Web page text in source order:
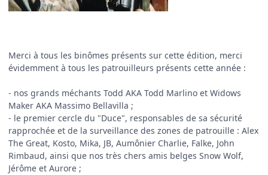
Merci à tous les binômes présents sur cette édition, merci
évidemment à tous les patrouilleurs présents cette année :
- nos grands méchants Todd AKA Todd Marlino et Widows
Maker AKA Massimo Bellavilla ;
- le premier cercle du "Duce", responsables de sa sécurité
rapprochée et de la surveillance des zones de patrouille : Alex
The Great, Kosto, Mika, JB, Aumônier Charlie, Falke, John
Rimbaud, ainsi que nos très chers amis belges Snow Wolf,
Jérôme et Aurore ;